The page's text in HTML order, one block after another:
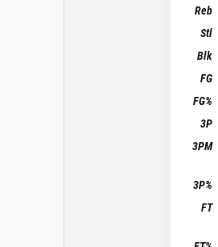
Reb
Stl
Blk
FG
FG%
3P
3PM
3P%
FT